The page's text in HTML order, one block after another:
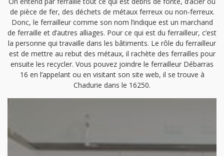
de pièce de fer, des déchets de métaux ferreux ou non-ferreux.
Donc, le ferrailleur comme son nom l’indique est un marchand
de ferraille et d’autres alliages. Pour ce qui est du ferrailleur, c’est
la personne qui travaille dans les bâtiments. Le rôle du ferrailleur
est de mettre au rebut des métaux, il rachète des ferrailles pour
ensuite les recycler. Vous pouvez joindre le ferrailleur Débarras
16 en l’appelant ou en visitant son site web, il se trouve à
Chadurie dans le 16250.